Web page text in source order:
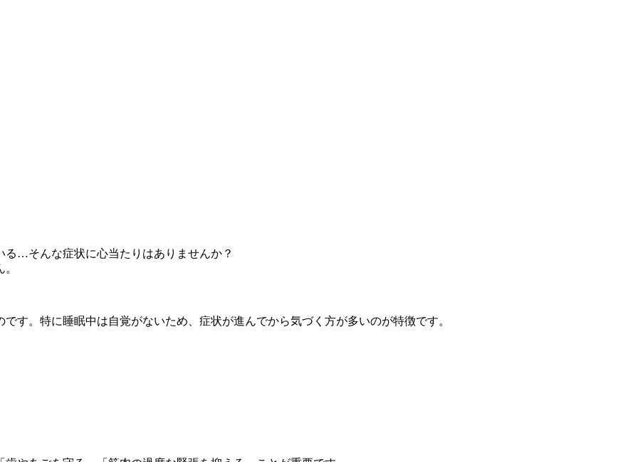
…そんな症状に心当たりはありませんか？
す。特に睡眠中は自覚がないため、症状が進んでから気づく方が多いのが特徴です。